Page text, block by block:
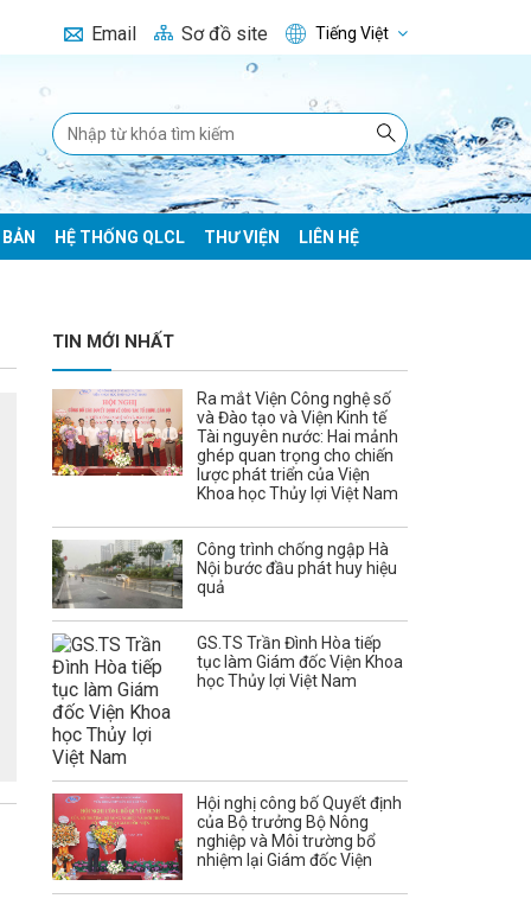
Email Sơ đồ site Tiếng Việt
HỆ THỐNG QLCL THƯ VIỆN LIÊN HỆ
TIN MỚI NHẤT
Ra mắt Viện Công nghệ số
và Đào tạo và Viện Kinh tế
Tài nguyên nước: Hai mảnh
ghép quan trọng cho chiến
lược phát triển của Viện
Khoa học Thủy lợi Việt Nam
Công trình chống ngập Hà
Nội bước đầu phát huy hiệu
quả
GS.TS Trần Đình Hòa tiếp
tục làm Giám đốc Viện Khoa
học Thủy lợi Việt Nam
Hội nghị công bố Quyết định
của Bộ trưởng Bộ Nông
nghiệp và Môi trường bổ
nhiệm lại Giám đốc Viện